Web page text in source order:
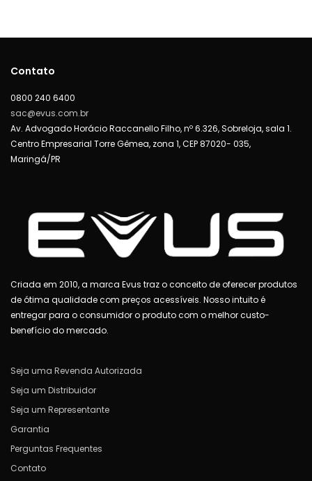
Contato
0800 240 6400
sac@evus.com.br
Av. Advogado Horácio Raccanello Filho, nº 6.326, Sobreloja, sala 1.
Centro Empresarial Torre Gêmea, zona 1, CEP 87020- 035,
Maringá/PR
Criada em 2010, a marca Evus traz o conceito de oferecer produtos
de ótima qualidade com preços acessíveis. Nosso intuito é
entregar para o consumidor o produto com o melhor custo-
benefício do mercado.
Seja uma Revenda Autorizada
Seja um Distribuidor
Seja um Representante
Garantia
Perguntas Frequentes
Contato